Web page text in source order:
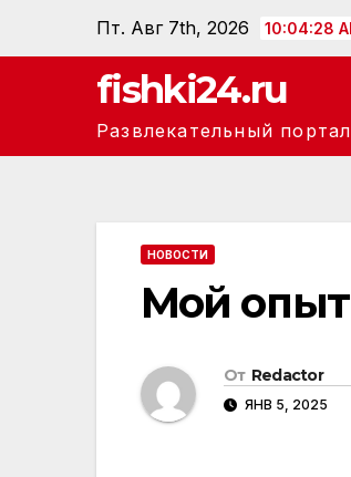
содержанию
Пт. Авг 7th, 2026 10:04:29
fishki24.ru
Развлекательный портал
НОВОСТИ
Мой опыт
От Redactor
ЯНВ 5, 2025